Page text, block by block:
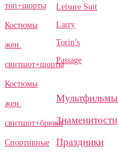
топ+шорты
Костюмы
жен.
свитшот+шорты
Костюмы
жен.
свитшот+брюки
Спортивные
Leisure Suit
Larry
Torin’s
Passage
Мультфильмы
Знаменитости
Праздники